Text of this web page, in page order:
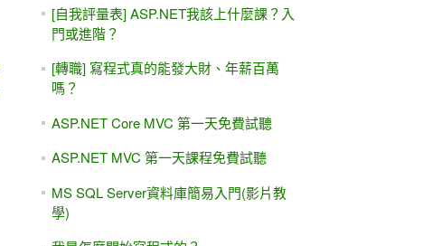
[自我評量表] ASP.NET我該上什麼課？入
門或進階？
[轉職] 寫程式真的能發大財、年薪百萬
嗎？
ASP.NET Core MVC 第一天免費試聽
ASP.NET MVC 第一天課程免費試聽
MS SQL Server資料庫簡易入門(影片教
學)